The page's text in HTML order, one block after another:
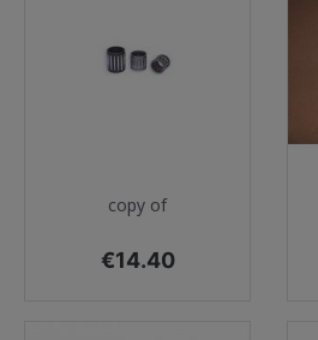
copy of
Price
€14.40